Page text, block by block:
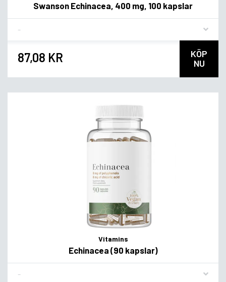
Swanson Echinacea, 400 mg, 100 kapslar
87,08 KR
KÖP
NU
Vitamins
Echinacea (90 kapslar)